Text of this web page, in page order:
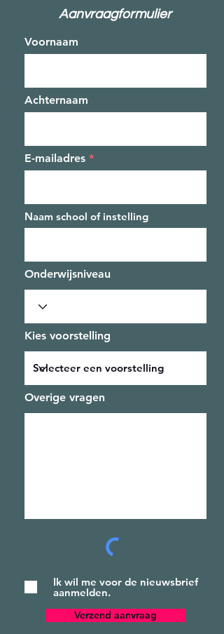
Aanvraagformulier
Voornaam
Achternaam
E-mailadres
Naam school of instelling
Onderwijsniveau
Kies voorstelling
Overige vragen
Ik wil me voor de nieuwsbrief
aanmelden.
Verzend aanvraag